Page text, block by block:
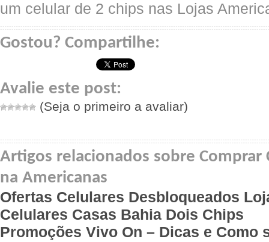
um celular de 2 chips nas Lojas
Gostou? Compartilhe:
Avalie este post:
(Seja o primeiro a avaliar)
Artigos relacionados sobre Comprar
na Americanas
Ofertas Celulares Desbloqueados
Celulares Casas Bahia Dois Chips
Promoções Vivo On – Dicas e Como